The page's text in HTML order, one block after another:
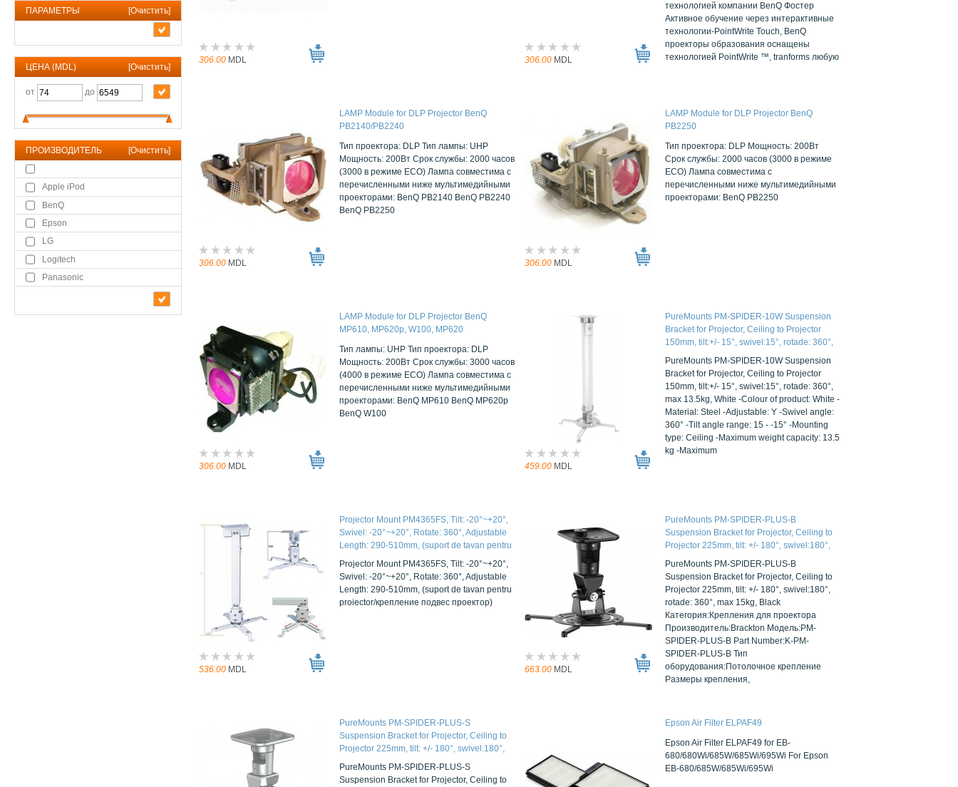
ПАРАМЕТРЫ [Очистить]
ЦЕНА (MDL) [Очистить]
от до
ПРОИЗВОДИТЕЛЬ [Очистить]
Apple iPod
BenQ
Epson
LG
Logitech
Panasonic
306.00 MDL 306.00 MDL
технологией компании BenQ Фостер
Активное обучение через интерактивные
технологии-PointWrite Touch, BenQ
проекторы образования оснащены
технологией PointWrite ™, tranforms любую
306.00 MDL
LAMP Module for DLP Projector BenQ
PB2140/PB2240
Тип проектора: DLP Тип лампы: UHP
Мощность: 200Вт Срок службы: 2000 часов
(3000 в режиме ECO) Лампа совместима с
перечисленными ниже мультимедийными
проекторами: BenQ PB2140 BenQ PB2240
BenQ PB2250
306.00 MDL
LAMP Module for DLP Projector BenQ
PB2250
Тип проектора: DLP Мощность: 200Вт
Срок службы: 2000 часов (3000 в режиме
ECO) Лампа совместима с
перечисленными ниже мультимедийными
проекторами: BenQ PB2250
306.00 MDL
LAMP Module for DLP Projector BenQ
MP610, MP620p, W100, MP620
Тип лампы: UHP Тип проектора: DLP
Мощность: 200Вт Срок службы: 3000 часов
(4000 в режиме ECO) Лампа совместима с
перечисленными ниже мультимедийными
проекторами: BenQ MP610 BenQ MP620p
BenQ W100
459.00 MDL
PureMounts PM-SPIDER-10W Suspension
Bracket for Projector, Ceiling to Projector
150mm, tilt:+/- 15°, swivel:15°, rotade: 360°,
max 13.5kg, White
PureMounts PM-SPIDER-10W Suspension
Bracket for Projector, Ceiling to Projector
150mm, tilt:+/- 15°, swivel:15°, rotade: 360°,
max 13.5kg, White -Colour of product: White -
Material: Steel -Adjustable: Y -Swivel angle:
360° -Tilt angle range: 15 - -15° -Mounting
type: Ceiling -Maximum weight capacity: 13.5
kg -Maximum
536.00 MDL
Projector Mount PM4365FS, Tilt: -20°~+20°,
Swivel: -20°~+20°, Rotate: 360°, Adjustable
Length: 290-510mm, (suport de tavan pentru
proiector/крепление подвес проектор)
Projector Mount PM4365FS, Tilt: -20°~+20°,
Swivel: -20°~+20°, Rotate: 360°, Adjustable
Length: 290-510mm, (suport de tavan pentru
proiector/крепление подвес проектор)
663.00 MDL
PureMounts PM-SPIDER-PLUS-B
Suspension Bracket for Projector, Ceiling to
Projector 225mm, tilt: +/- 180°, swivel:180°,
rotade: 360°, max 15kg, Black
PureMounts PM-SPIDER-PLUS-B
Suspension Bracket for Projector, Ceiling to
Projector 225mm, tilt: +/- 180°, swivel:180°,
rotade: 360°, max 15kg, Black
Категория:Крепления для проектора
Производитель:Brackton Модель:PM-
SPIDER-PLUS-B Part Number:K-PM-
SPIDER-PLUS-B Тип
оборудования:Потолочное крепление
Размеры крепления,
PureMounts PM-SPIDER-PLUS-S
Suspension Bracket for Projector, Ceiling to
Projector 225mm, tilt: +/- 180°, swivel:180°,
rotade: 360°, max 15kg, Silver
PureMounts PM-SPIDER-PLUS-S
Suspension Bracket for Projector, Ceiling to
Epson Air Filter ELPAF49
Epson Air Filter ELPAF49 for EB-
680/680Wi/685W/685Wi/695Wi For Epson
EB-680/685W/685Wi/695Wi